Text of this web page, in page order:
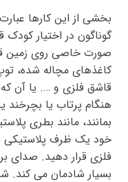
بخشی از این کارها
گوناگون در اختیار
صورت خاصی روی زمین
کاغذهای مچاله شده،
قاشق فلزی و …. یا آن
هنگام پرتاب یا بچرخند
بمانند، مانند بطری
خود یک ظرف پلاستیکی
فلزی قرار دهید. صدای
بسیار شادمان می کند.